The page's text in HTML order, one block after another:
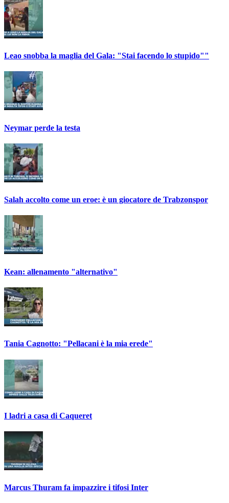
Leao snobba la maglia del Gala: "Stai facendo lo stupido""
Neymar perde la testa
Salah accolto come un eroe: è un giocatore de Trabzonspor
Kean: allenamento "alternativo"
Tania Cagnotto: "Pellacani è la mia erede"
I ladri a casa di Caqueret
Marcus Thuram fa impazzire i tifosi Inter